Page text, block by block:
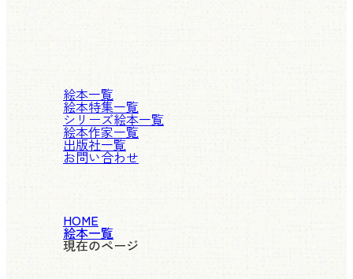
絵本一覧
絵本特集一覧
シリーズ絵本一覧
絵本作家一覧
出版社一覧
お問い合わせ
HOME
絵本一覧
現在のページ